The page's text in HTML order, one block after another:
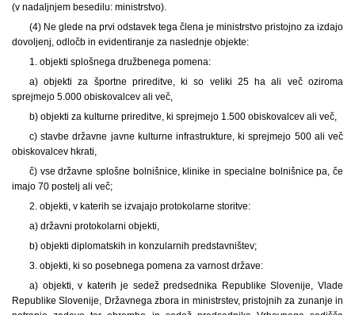
(v nadaljnjem besedilu: ministrstvo).
(4) Ne glede na prvi odstavek tega člena je ministrstvo pristojno za izdajo
dovoljenj, odločb in evidentiranje za naslednje objekte:
1. objekti splošnega družbenega pomena:
a) objekti za športne prireditve, ki so veliki 25 ha ali več oziroma
sprejmejo 5.000 obiskovalcev ali več,
b) objekti za kulturne prireditve, ki sprejmejo 1.500 obiskovalcev ali več,
c) stavbe državne javne kulturne infrastrukture, ki sprejmejo 500 ali več
obiskovalcev hkrati,
č) vse državne splošne bolnišnice, klinike in specialne bolnišnice pa, če
imajo 70 postelj ali več;
2. objekti, v katerih se izvajajo protokolarne storitve:
a) državni protokolarni objekti,
b) objekti diplomatskih in konzularnih predstavništev;
3. objekti, ki so posebnega pomena za varnost države:
a) objekti, v katerih je sedež predsednika Republike Slovenije, Vlade
Republike Slovenije, Državnega zbora in ministrstev, pristojnih za zunanje in